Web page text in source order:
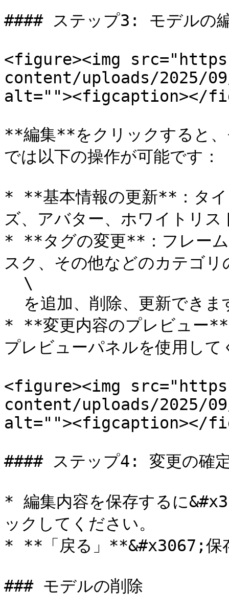
#### ステップ3: モデルの
<figure><img
content/uploads/2025/
alt=""><figcaption></
**編集**をクリックすると、
では以下の操作が可能です：
* **基本情報の更新**：タイ
ズ、アバター、ホワイトリ
* **タグの変更**：フレーム
スク、その他などのカテゴリ
* **変更内容のプレビュー
プレビューパネルを使用して
<figure><img
content/uploads/2025/
alt=""><figcaption></
#### ステップ4: 変更の確
* 編集内容を保存するに
ックしてください。
* **「戻る」**&#x3067;保
### モデルの削除